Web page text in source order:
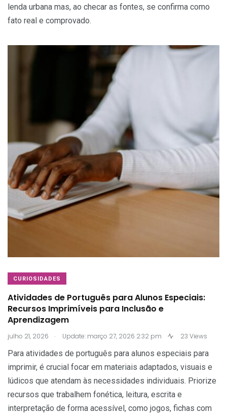
lenda urbana mas, ao checar as fontes, se confirma como
fato real e comprovado.
CURIOSIDADES
Atividades de Português para Alunos Especiais:
Recursos Imprimíveis para Inclusão e
Aprendizagem
julho 21, 2026 . Update: março 27, 2026 2:32 pm 23 Views
Para atividades de português para alunos especiais para
imprimir, é crucial focar em materiais adaptados, visuais e
lúdicos que atendam às necessidades individuais. Priorize
recursos que trabalhem fonética, leitura, escrita e
interpretação de forma acessível, como jogos, fichas com